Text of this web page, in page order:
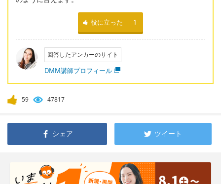
役に立った 1
回答したアンカーのサイト
DMM講師プロフィール
59 47817
シェア ツイート